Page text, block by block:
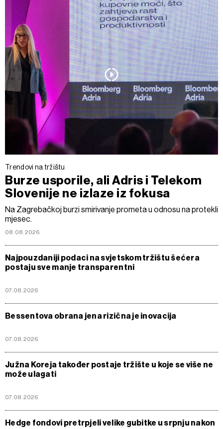
Trendovi na tržištu
Burze usporile, ali Adris i Telekom
Slovenije ne izlaze iz fokusa
Na Zagrebačkoj burzi smirivanje prometa u odnosu na protekli
mjesec.
08.08.2026
Najpouzdaniji podaci na svjetskom tržištu šećera
postaju sve manje transparentni
07.08.2026
Bessentova obrana jena rizična je inovacija
07.08.2026
Južna Koreja također postaje tržište u koje se više ne
može ulagati
07.08.2026
Hedge fondovi pretrpjeli velike gubitke u srpnju nakon